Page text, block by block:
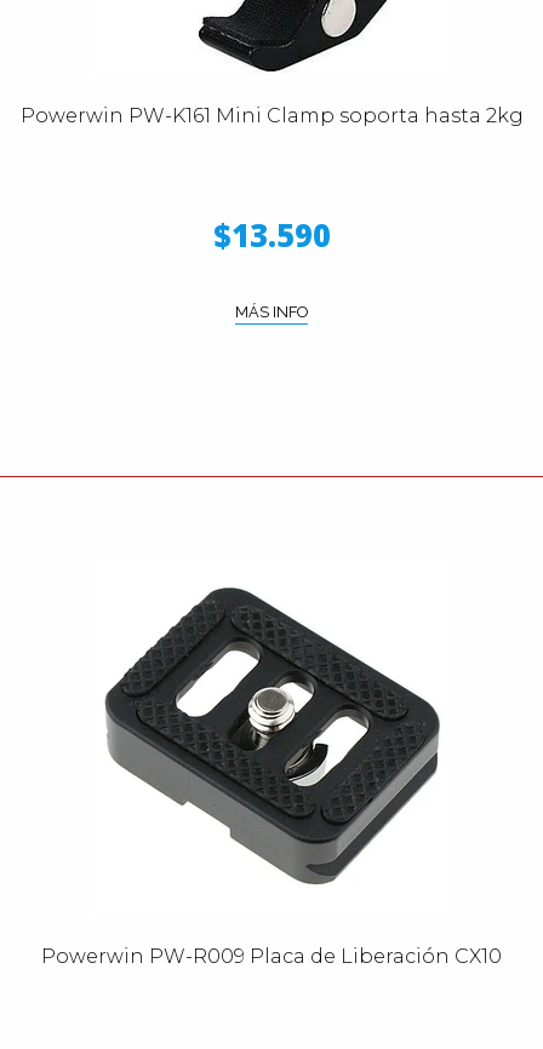
Powerwin PW-K161 Mini Clamp soporta hasta 2kg
$13.590
MÁS INFO
Powerwin PW-R009 Placa de Liberación CX10